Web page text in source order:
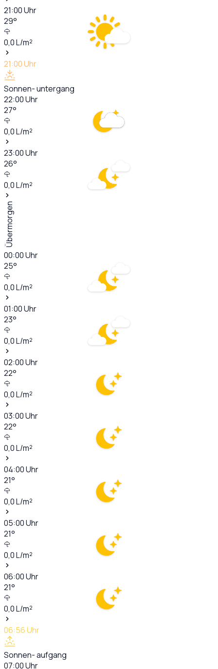
21:00Uhr
29°
0,0L/m²
21:00Uhr
Sonnen- untergang
22:00Uhr
27°
0,0L/m²
23:00Uhr
26°
0,0L/m²
Übermorgen
00:00Uhr
25°
0,0L/m²
01:00Uhr
23°
0,0L/m²
02:00Uhr
22°
0,0L/m²
03:00Uhr
22°
0,0L/m²
04:00Uhr
21°
0,0L/m²
05:00Uhr
21°
0,0L/m²
06:00Uhr
21°
0,0L/m²
06:56Uhr
Sonnen- aufgang
07:00Uhr